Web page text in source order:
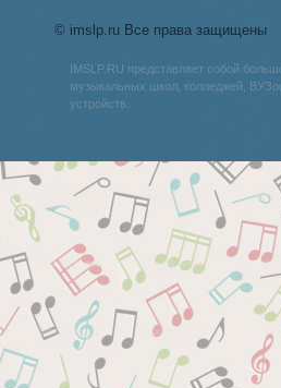
© imslp.ru Все права защищены
IMSLP.RU представляет собой
музыкальных школ, колледжей,
устройств.